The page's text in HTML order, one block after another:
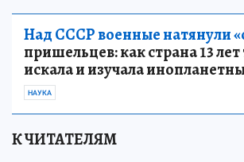
Над СССР военные натянули
пришельцев: как страна 13
искала и изучала
НАУКА
К ЧИТАТЕЛЯМ